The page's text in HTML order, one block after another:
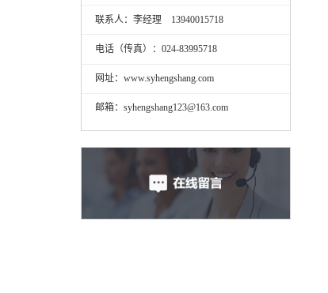
联系人：李经理 13940015718
电话（传真）：024-83995718
网址：www.syhengshang.com
邮箱：syhengshang123@163.com